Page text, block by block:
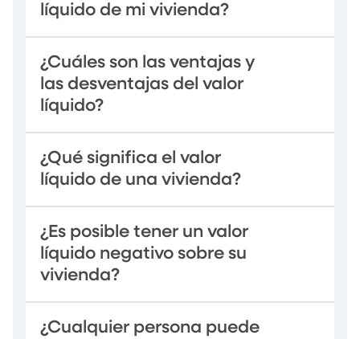
líquido de mi vivienda?
¿Cuáles son las ventajas y
las desventajas del valor
líquido?
¿Qué significa el valor
líquido de una vivienda?
¿Es posible tener un valor
líquido negativo sobre su
vivienda?
¿Cualquier persona puede